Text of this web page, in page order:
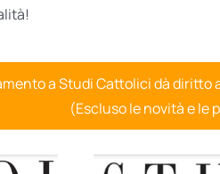
a Studi Cattolici dà diritto
(Escluso le novità e le